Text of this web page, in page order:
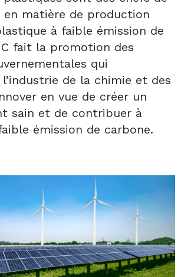
matière de production
à faible émission de
fait la promotion des
qui
de la chimie et des
en vue de créer un
sain et de contribuer à
émission de carbone.